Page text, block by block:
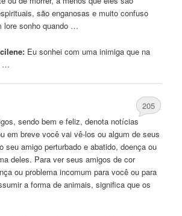
são enganosas e muito confuso
lore sonho quando …
Eu sonhei com umainimiga que na
…
205
sendo bem e feliz, denota notícias
em breve você vai vê-los ou algum de seus
seu amigo perturbado e abatido, doença ou
deles. Para ver seus amigos de cor
ou problema incomum para você ou para
a forma de animais, significa que os